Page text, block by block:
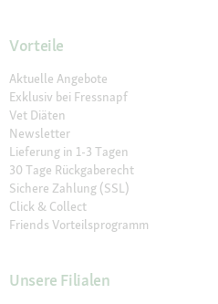
Vorteile
Aktuelle Angebote
Exklusiv bei Fressnapf
Vet Diäten
Newsletter
Lieferung in 1-3 Tagen
30 Tage Rückgaberecht
Sichere Zahlung (SSL)
Click & Collect
Friends Vorteilsprogramm
Unsere Filialen